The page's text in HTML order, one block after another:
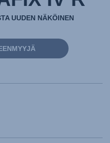
UUDEN NÄKÖINEN